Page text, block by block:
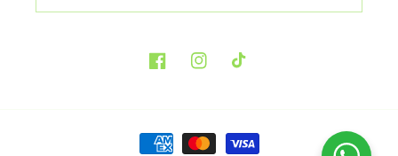
FacebookInstagramTikTok
Formas